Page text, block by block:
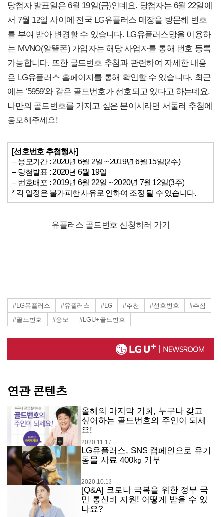
당첨자 발표일은 6월 19일(금)인데요. 당첨자는 6월 22일에
서 7월 12일 사이에 전국 LG유플러스 매장을 방문해 번호
를 부여 받아 변경할 수 있습니다. LG유플러스망을 이용하
는 MVNO(알뜰폰) 가입자는 해당 사업자를 통해 번호 등록
가능합니다. 또한 골드번호 추첨과 관련하여 자세한 내용
은 LG유플러스 홈페이지를 통해 확인할 수 있습니다. 최근
에는 ‘5959’와 같은 골드번호가 선호되고 있다고 하는데요.
나만의 골드번호를 가지고 싶은 분이시라면 서둘러 추첨에
응모해주세요!
[선호번호 추첨행사]
– 응모기간 : 2020년 6월 2일 ~ 2019년 6월 15일(2주)
– 당첨발표 : 2020년 6월 19일
– 번호배포 : 2019년 6월 22일 ~ 2020년 7월 12일(3주)
* 각 일정은 불가피한 사유로 인하여 조정 될 수 있습니다.
유플러스 골드번호 신청하러 가기
#LG유플러스 #유플러스 #LG #추천 #선호번호
#추첨
#골드번호
#응모 #LGU+골드번호
연관 콘텐츠
올해의 마지막 기회, 누구나 갖고
싶어하는 골드번호의 주인이 되세
요!
2020.11.17
LG유플러스, SNS 캠페인으로 유기
동물 사료 400㎏ 기부
2020.10.13
[Q&A] 코로나 극복을 위한 정부 국
민 통신비 지원! 어떻게 받을 수 있
나요?